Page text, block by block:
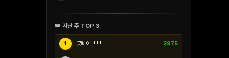
👑 지난 주 TOP 3
1 긋빠이!!!!!!! 2975